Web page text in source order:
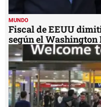
MUNDO
Fiscal de EEUU
según el Washington